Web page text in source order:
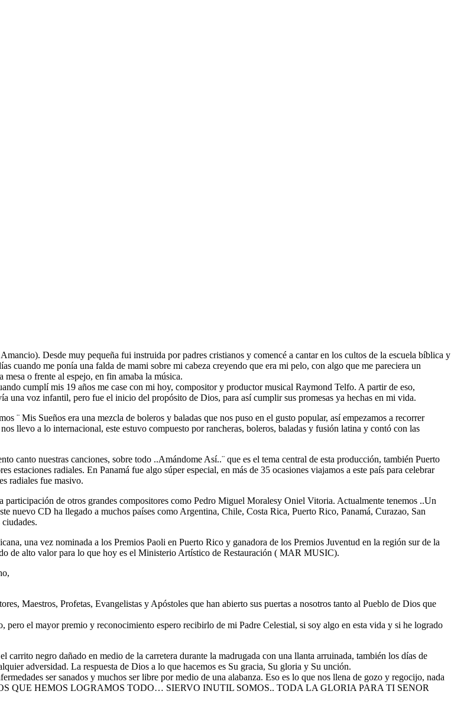
Desde muy pequeña fui instruida por padres cristianos y comencé a cantar en los cultos de la escuela bíblica y
cuando me ponía una falda de mami sobre mi cabeza creyendo que era mi pelo, con algo que me pareciera un
o frente al espejo, en fin amaba la música.
cumplí mis 19 años me case con mi hoy, compositor y productor musical Raymond Telfo. A partir de eso,
una voz infantil, pero fue el inicio del propósito de Dios, para así cumplir sus promesas ya hechas en mi vida.
¨ Mis Sueños era una mezcla de boleros y baladas que nos puso en el gusto popular, así empezamos a recorrer
llevo a lo internacional, este estuvo compuesto por rancheras, boleros, baladas y fusión latina y contó con las
canto nuestras canciones, sobre todo ..Amándome Así..¨ que es el tema central de esta producción, también Puerto
estaciones radiales. En Panamá fue algo súper especial, en más de 35 ocasiones viajamos a este país para celebrar
radiales fue masivo.
de otros grandes compositores como Pedro Miguel Moralesy Oniel Vitoria. Actualmente tenemos ..Un
CD ha llegado a muchos países como Argentina, Chile, Costa Rica, Puerto Rico, Panamá, Curazao, San
una vez nominada a los Premios Paoli en Puerto Rico y ganadora de los Premios Juventud en la región sur de la
de alto valor para lo que hoy es el Ministerio Artístico de Restauración ( MAR MUSIC).
Maestros, Profetas, Evangelistas y Apóstoles que han abierto sus puertas a nosotros tanto al Pueblo de Dios que
pero el mayor premio y reconocimiento espero recibirlo de mi Padre Celestial, si soy algo en esta vida y si he logrado
carrito negro dañado en medio de la carretera durante la madrugada con una llanta arruinada, también los días de
adversidad. La respuesta de Dios a lo que hacemos es Su gracia, Su gloria y Su unción.
ser sanados y muchos ser libre por medio de una alabanza. Eso es lo que nos llena de gozo y regocijo, nada
QUE HEMOS LOGRAMOS TODO… SIERVO INUTIL SOMOS.. TODA LA GLORIA PARA TI SENOR